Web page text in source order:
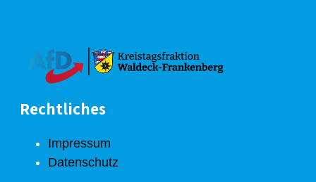
Rechtliches
Impressum
Datenschutz